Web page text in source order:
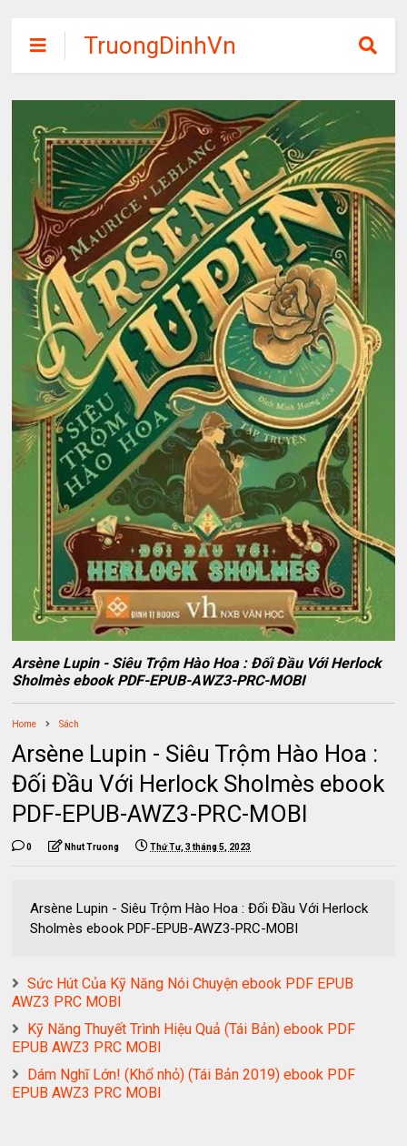
TruongDinhVn
Chia sẽ ebook,
các khóa học,
phần mềm học
tập miễn phí
Arsène Lupin - Siêu Trộm Hào Hoa : Đối Đầu Với Herlock
Sholmès ebook PDF-EPUB-AWZ3-PRC-MOBI
Home Sách
Arsène Lupin - Siêu Trộm Hào Hoa :
Đối Đầu Với Herlock Sholmès ebook
PDF-EPUB-AWZ3-PRC-MOBI
0 Nhut Truong Thứ Tư, 3 tháng 5, 2023
Arsène Lupin - Siêu Trộm Hào Hoa : Đối Đầu Với Herlock
Sholmès ebook PDF-EPUB-AWZ3-PRC-MOBI
Sức Hút Của Kỹ Năng Nói Chuyện ebook PDF EPUB
AWZ3 PRC MOBI
Kỹ Năng Thuyết Trình Hiệu Quả (Tái Bản) ebook PDF
EPUB AWZ3 PRC MOBI
Dám Nghĩ Lớn! (Khổ nhỏ) (Tái Bản 2019) ebook PDF
EPUB AWZ3 PRC MOBI